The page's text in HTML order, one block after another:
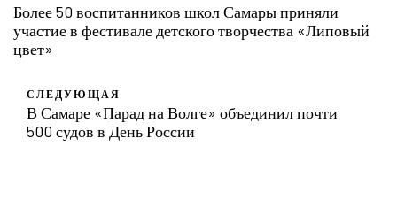
Более 50 воспитанников школ Самары приняли
участие в фестивале детского творчества «Липовый
цвет»
СЛЕДУЮЩАЯ
В Самаре «Парад на Волге» объединил почти
500 судов в День России